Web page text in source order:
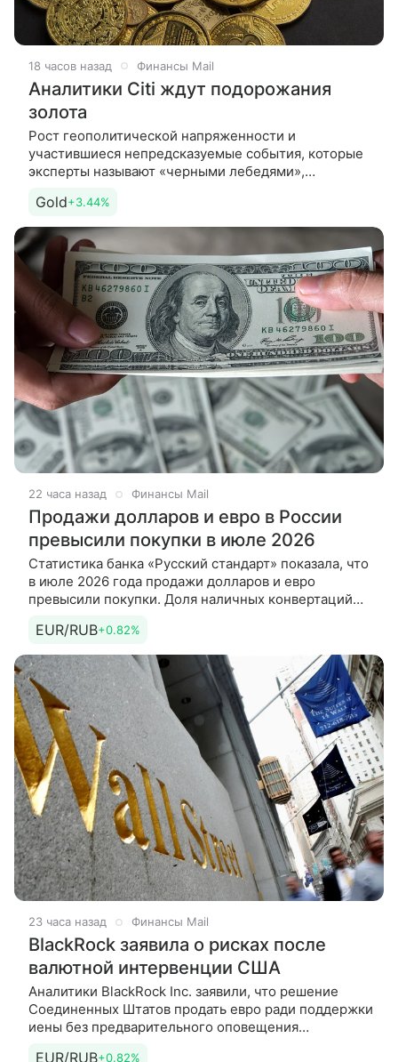
18 часов назад Финансы Mail
Аналитики Citi ждут подорожания
золота
Рост геополитической напряженности и
участившиеся непредсказуемые события, которые
эксперты называют «черными лебедями»,
золота на длинную дистанцию, даже несмотря
Gold+3.44%
22 часа назад Финансы Mail
Продажи долларов и евро в России
превысили покупки в июле 2026
Статистика банка «Русский стандарт» показала, что
в июле 2026 года продажи долларов и евро
превысили покупки. Доля наличных конвертаций
снизились относительно
EUR/RUB+0.82%
23 часа назад Финансы Mail
BlackRock заявила о рисках после
валютной интервенции США
Аналитики BlackRock Inc. заявили, что решение
Соединенных Штатов продать евро ради поддержки
иены без предварительного оповещения
EUR/RUB+0.82%